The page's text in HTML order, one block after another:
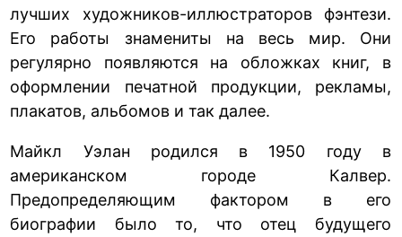
лучших художников-иллюстраторов фэнтези.
Его работы знамениты на весь мир. Они
регулярно появляются на обложках книг, в
оформлении печатной продукции, рекламы,
плакатов, альбомов и так далее.
Майкл Уэлан родился в 1950 году в
американском городе Калвер.
Предопределяющим фактором в его
биографии было то, что отец будущего